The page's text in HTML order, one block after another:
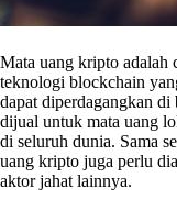
Mata uang kripto adalah
teknologi blockchain
dapat diperdagangkan di
dijual untuk mata uang
di seluruh dunia. Sama
uang kripto juga perlu
aktor jahat lainnya.